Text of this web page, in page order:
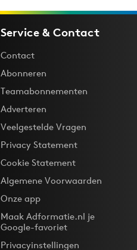
Service & Contact
Contact
Abonneren
Teamabonnementen
Adverteren
Veelgestelde Vragen
Privacy Statement
Cookie Statement
Algemene Voorwaarden
Onze app
Maak Adformatie.nl je
Google-favoriet
Privacyinstellingen